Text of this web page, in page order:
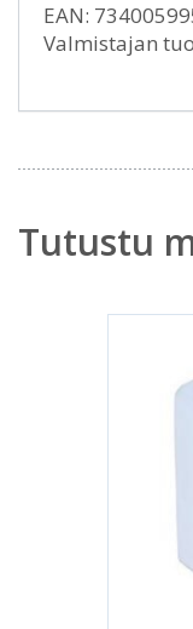
EAN:
Valmistajan
Tutustu